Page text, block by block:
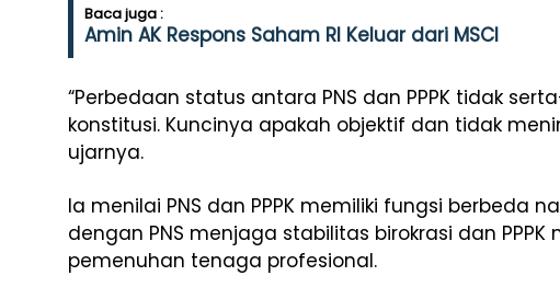
Baca juga :
Amin AK Respons Saham RI Keluar dari MSCI
“Perbedaan status antara PNS dan PPPK tidak
konstitusi. Kuncinya apakah objektif dan tidak
ujarnya.
Ia menilai PNS dan PPPK memiliki fungsi berbeda
dengan PNS menjaga stabilitas birokrasi dan PPPK
pemenuhan tenaga profesional.